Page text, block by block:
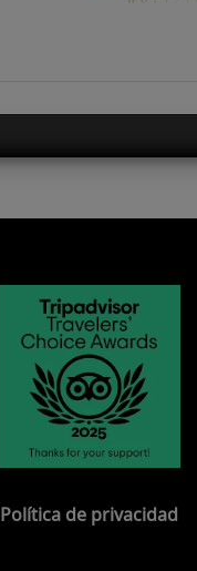
Política de privacidad